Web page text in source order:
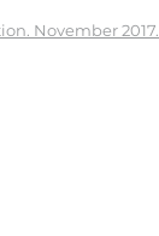
November 2017.